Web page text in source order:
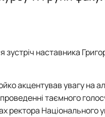
фармакологія і
фізіологія хребетних"
зустріч наставника
акцентував увагу на
таємного
ректора Національного